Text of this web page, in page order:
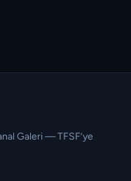
Galeri — TFSF’ye